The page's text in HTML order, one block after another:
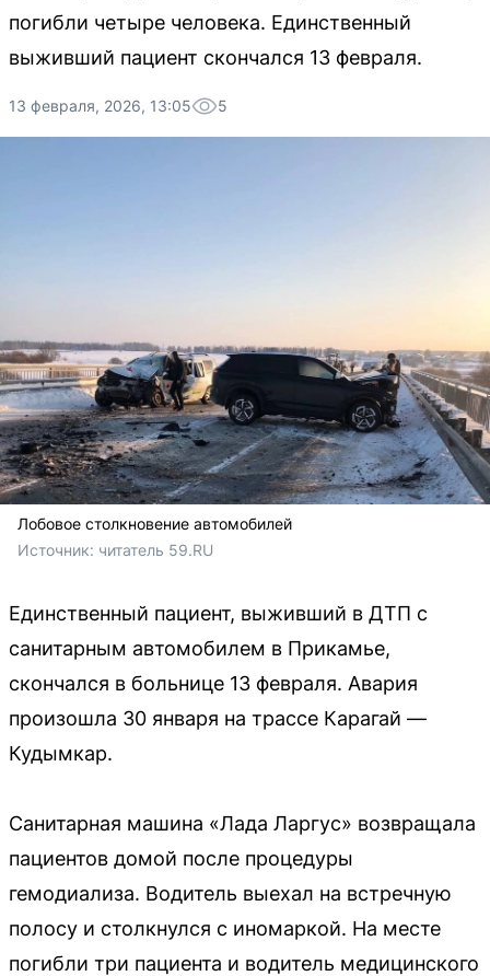
погибли четыре человека. Единственный
выживший пациент скончался 13 февраля.
13 февраля, 2026, 13:05 5
Лобовое столкновение автомобилей
Источник: читатель 59.RU
Единственный пациент, выживший в ДТП с
санитарным автомобилем в Прикамье,
скончался в больнице 13 февраля. Авария
произошла 30 января на трассе Карагай —
Кудымкар.
Санитарная машина «Лада Ларгус» возвращала
пациентов домой после процедуры
гемодиализа. Водитель выехал на встречную
полосу и столкнулся с иномаркой. На месте
погибли три пациента и водитель медицинского